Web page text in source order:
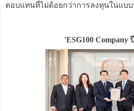
ตอบแทนที่ไม่ด้อยกว่าการลงทุนในแบบ
'ESG100 Company